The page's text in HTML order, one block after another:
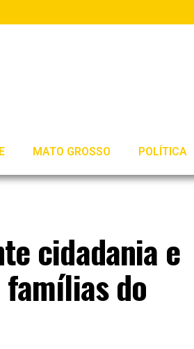
MATO GROSSO POLÍTICA
cidadania e
do